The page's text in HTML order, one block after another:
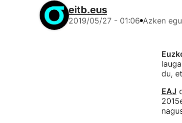
eitb.eus
2019/05/27 - 01:06 Azken
du,
EAJ